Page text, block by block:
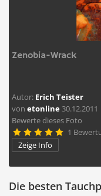
Zenobia-Wrack
Autor: Erich Teister
von etonline30.12.2011
Bewerte dieses Foto
     1
Zeige Info
Die besten